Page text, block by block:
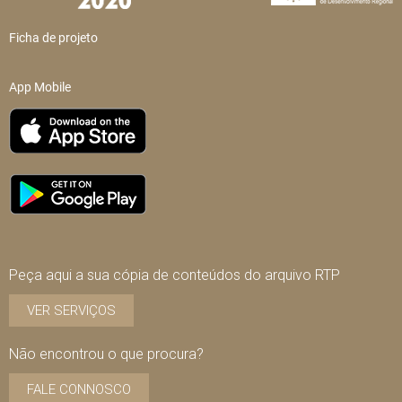
Ficha de projeto
App Mobile
Peça aqui a sua cópia de conteúdos do arquivo RTP
VER SERVIÇOS
Não encontrou o que procura?
FALE CONNOSCO